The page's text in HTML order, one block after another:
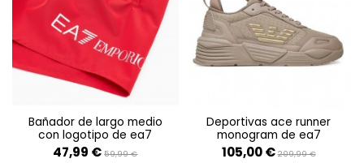
bañador de largo medio
con logotipo de ea7
47,99 € 59,99 €
deportivas ace runner
monogram de ea7
105,00 € 209,99 €